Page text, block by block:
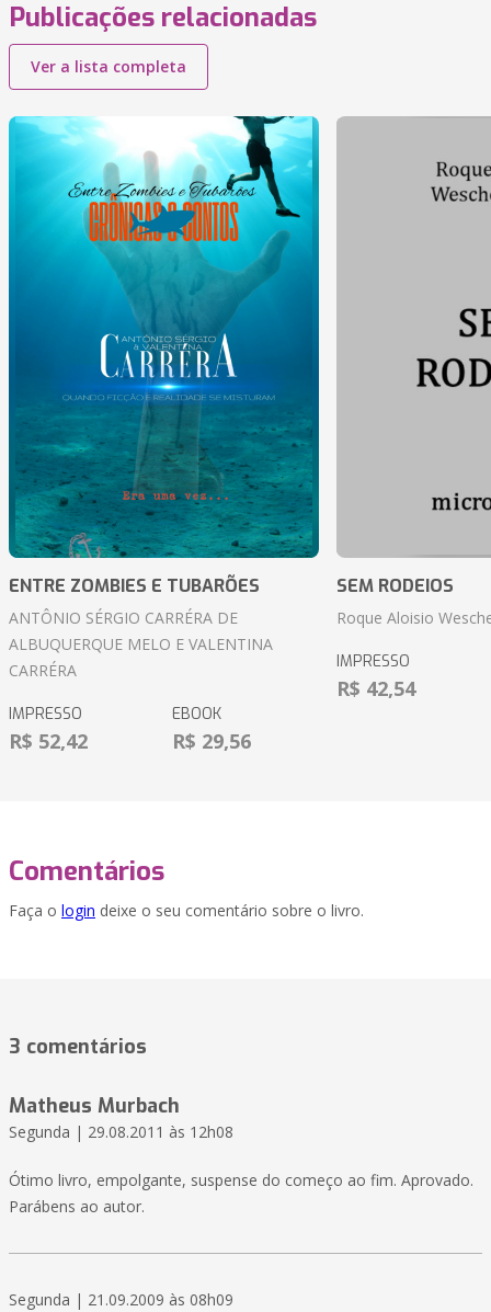
Publicações relacionadas
Ver a lista completa
ENTRE ZOMBIES E TUBARÕES
ANTÔNIO SÉRGIO CARRÉRA DE
ALBUQUERQUE MELO E VALENTINA
CARRÉRA
IMPRESSO
R$ 52,42
EBOOK
R$ 29,56
SEM RODEIOS
Roque Aloisio
IMPRESSO
R$ 42,54
Comentários
Faça o login deixe o seu comentário sobre o livro.
3 comentários
Matheus Murbach
Segunda | 29.08.2011 às 12h08
Ótimo livro, empolgante, suspense do começo ao fim. Aprovado.
Parábens ao autor.
Segunda | 21.09.2009 às 08h09